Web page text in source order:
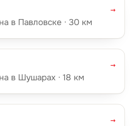
в Павловске · 30 км
→
в Шушарах · 18 км
→
→